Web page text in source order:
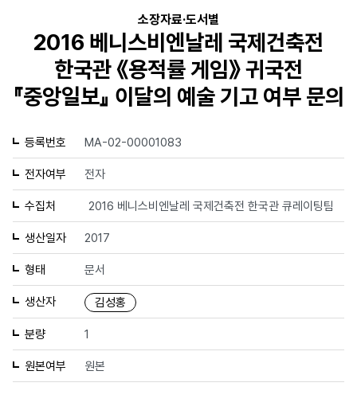
소장자료·도서별
2016 베니스비엔날레 국제건축전
한국관 《용적률 게임》 귀국전
『중앙일보』 이달의 예술 기고 여부 문의
등록번호 MA-02-00001083
전자여부 전자
수집처 2016 베니스비엔날레 국제건축전 한국관 큐레이팅팀
생산일자 2017
형태 문서
생산자 김성홍
분량 1
원본여부 원본